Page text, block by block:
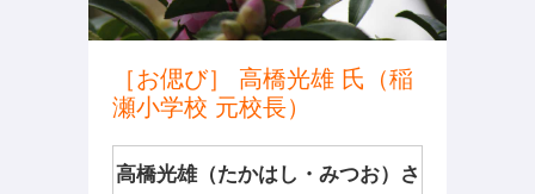
［お偲び］ 高橋光雄 氏（稲
瀬小学校 元校長）
高橋光雄（たかはし・みつお）さ